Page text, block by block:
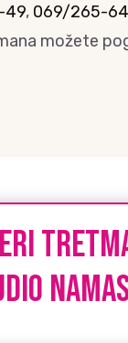
49, 069/265-
možete